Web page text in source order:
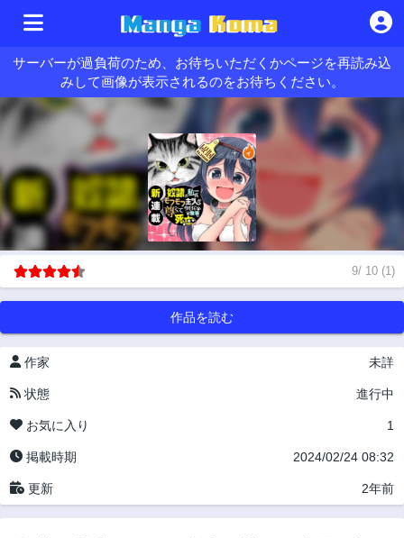
サーバーが過負荷のため、お待ちいただくかページを再読み込
みして画像が表示されるのをお待ちください。
9/ 10 (1)
作品を読む
作家 未詳
状態 進行中
お気に入り 1
掲載時期 2024/02/24 08:32
更新 2年前